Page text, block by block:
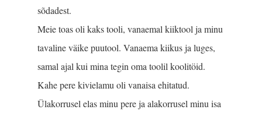
sõdadest.
Meie toas oli kaks tooli, vanaemal kiiktool ja minu
tavaline väike puutool. Vanaema kiikus ja luges,
samal ajal kui mina tegin oma toolil koolitöid.
Kahe pere kivielamu oli vanaisa ehitatud.
Ülakorrusel elas minu pere ja alakorrusel minu isa